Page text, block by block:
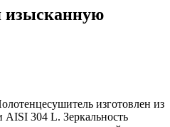
изысканную
изготовлен из
304 L. Зеркальность